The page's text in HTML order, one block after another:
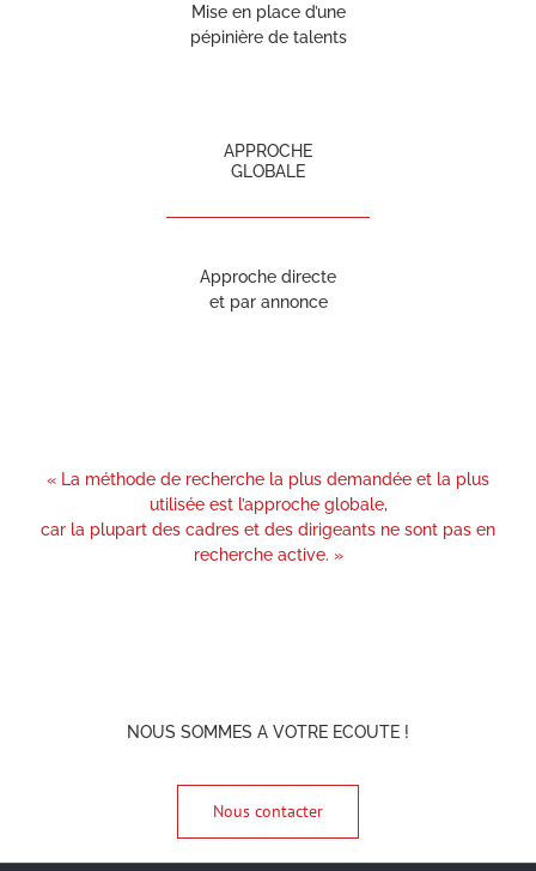
Mise en place d’une
pépinière de talents
APPROCHE
GLOBALE
Approche directe
et par annonce
« La méthode de recherche la plus demandée et la plus
utilisée est l’approche globale,
car la plupart des cadres et des dirigeants ne sont pas en
recherche active. »
NOUS SOMMES A VOTRE ECOUTE !
Nous contacter